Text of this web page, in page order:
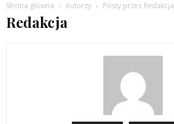
Strona główna Autorzy Posty przez Redakcja
Redakcja